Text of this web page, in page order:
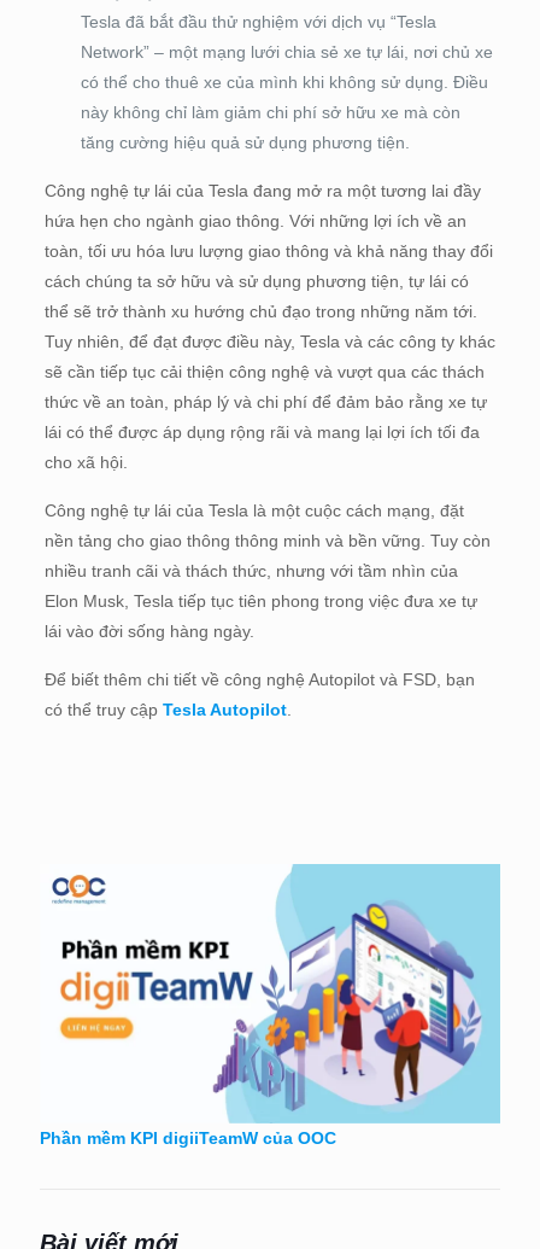
Tesla đã bắt đầu thử nghiệm với dịch vụ “Tesla
Network” – một mạng lưới chia sẻ xe tự lái, nơi chủ xe
có thể cho thuê xe của mình khi không sử dụng. Điều
này không chỉ làm giảm chi phí sở hữu xe mà còn
tăng cường hiệu quả sử dụng phương tiện.
Công nghệ tự lái của Tesla đang mở ra một tương lai đầy
hứa hẹn cho ngành giao thông. Với những lợi ích về an
toàn, tối ưu hóa lưu lượng giao thông và khả năng thay đổi
cách chúng ta sở hữu và sử dụng phương tiện, tự lái có
thể sẽ trở thành xu hướng chủ đạo trong những năm tới.
Tuy nhiên, để đạt được điều này, Tesla và các công ty khác
sẽ cần tiếp tục cải thiện công nghệ và vượt qua các thách
thức về an toàn, pháp lý và chi phí để đảm bảo rằng xe tự
lái có thể được áp dụng rộng rãi và mang lại lợi ích tối đa
cho xã hội.
Công nghệ tự lái của Tesla là một cuộc cách mạng, đặt
nền tảng cho giao thông thông minh và bền vững. Tuy còn
nhiều tranh cãi và thách thức, nhưng với tầm nhìn của
Elon Musk, Tesla tiếp tục tiên phong trong việc đưa xe tự
lái vào đời sống hàng ngày.
Để biết thêm chi tiết về công nghệ Autopilot và FSD, bạn
có thể truy cập Tesla Autopilot.
Phần mềm KPI digiiTeamW của OOC
Bài viết mới